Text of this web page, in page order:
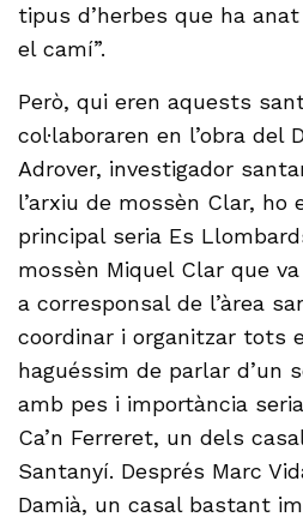
tipus d’herbes que ha
el camí”.
Però, qui eren aquests
col·laboraren en l’obra del
Adrover, investigador
l’arxiu de mossèn Clar, ho
principal seria Es
mossèn Miquel Clar que
a corresponsal de l’àrea
coordinar i organitzar tots
haguéssim de parlar d’un
amb pes i importància
Ca’n Ferreret, un dels
Santanyí. Després Marc
Damià, un casal bastant